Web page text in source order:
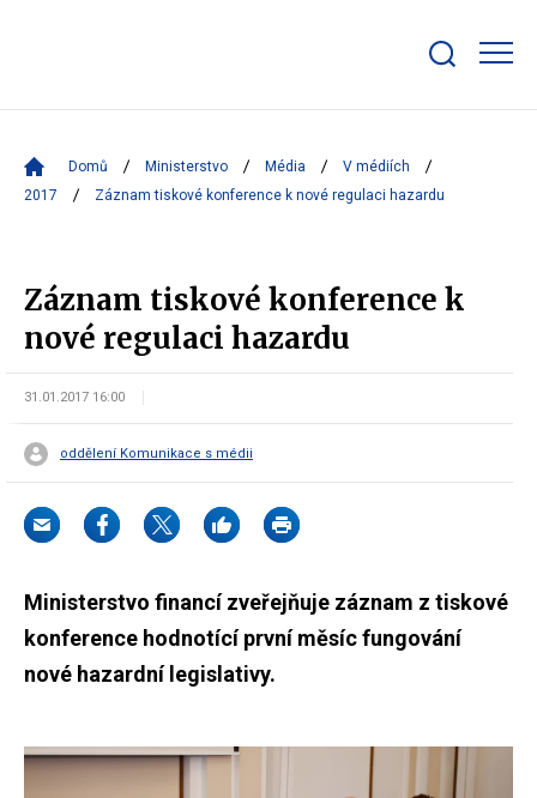
bar
Domů Ministerstvo Média
V médiích
2017
Záznam tiskové konference k nové regulaci hazardu
Záznam tiskové konference k
nové regulaci hazardu
31.01.2017 16:00
oddělení Komunikace s médii
Ministerstvo financí zveřejňuje záznam z tiskové
konference hodnotící první měsíc fungování
nové hazardní legislativy.